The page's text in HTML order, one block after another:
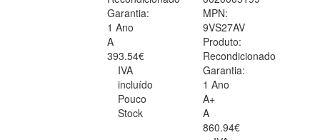
Garantia:
1 Ano
A
393.54€
IVA
incluído
Pouco
Stock
MPN:
9VS27AV
Produto:
Recondicionado
Garantia:
1 Ano
A+
A
860.94€